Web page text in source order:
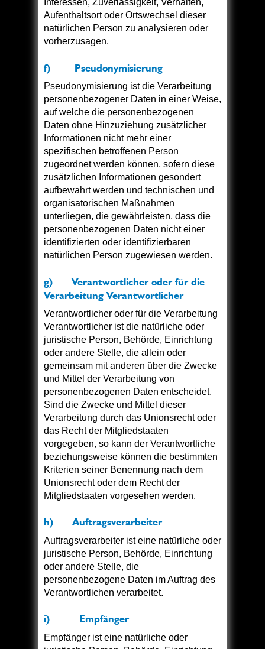
Interessen, Zuverlässigkeit, Verhalten,
Aufenthaltsort oder Ortswechsel dieser
natürlichen Person zu analysieren oder
vorherzusagen.
f) Pseudonymisierung
Pseudonymisierung ist die Verarbeitung
personenbezogener Daten in einer Weise,
auf welche die personenbezogenen
Daten ohne Hinzuziehung zusätzlicher
Informationen nicht mehr einer
spezifischen betroffenen Person
zugeordnet werden können, sofern diese
zusätzlichen Informationen gesondert
aufbewahrt werden und technischen und
organisatorischen Maßnahmen
unterliegen, die gewährleisten, dass die
personenbezogenen Daten nicht einer
identifizierten oder identifizierbaren
natürlichen Person zugewiesen werden.
g) Verantwortlicher oder für die
Verarbeitung Verantwortlicher
Verantwortlicher oder für die Verarbeitung
Verantwortlicher ist die natürliche oder
juristische Person, Behörde, Einrichtung
oder andere Stelle, die allein oder
gemeinsam mit anderen über die Zwecke
und Mittel der Verarbeitung von
personenbezogenen Daten entscheidet.
Sind die Zwecke und Mittel dieser
Verarbeitung durch das Unionsrecht oder
das Recht der Mitgliedstaaten
vorgegeben, so kann der Verantwortliche
beziehungsweise können die bestimmten
Kriterien seiner Benennung nach dem
Unionsrecht oder dem Recht der
Mitgliedstaaten vorgesehen werden.
h) Auftragsverarbeiter
Auftragsverarbeiter ist eine natürliche oder
juristische Person, Behörde, Einrichtung
oder andere Stelle, die
personenbezogene Daten im Auftrag des
Verantwortlichen verarbeitet.
i) Empfänger
Empfänger ist eine natürliche oder